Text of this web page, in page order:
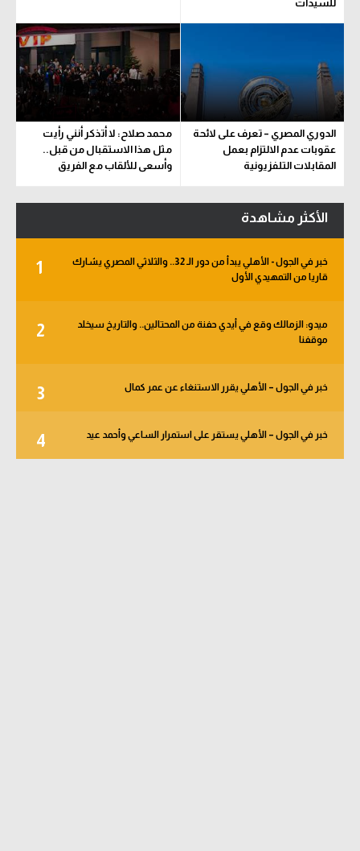
للسيدات
الدوري المصري – تعرف على لائحة
عقوبات عدم الالتزام بعمل
المقابلات التلفزيونية
محمد صلاح: لا أتذكر أنني رأيت
مثل هذا الاستقبال من قبل..
وأسعى للألقاب مع الفريق
الأكثر مشاهدة
1
خبر في الجول - الأهلي يبدأ من دور الـ 32.. والثلاثي المصري يشارك
قاريا من التمهيدي الأول
2
ميدو: الزمالك وقع في أيدي حفنة من المحتالين.. والتاريخ سيخلد
موقفنا
3 خبر في الجول – الأهلي يقرر الاستنغاء عن عمر كمال
4 خبر في الجول – الأهلي يستقر على استمرار الساعي وأحمد عيد